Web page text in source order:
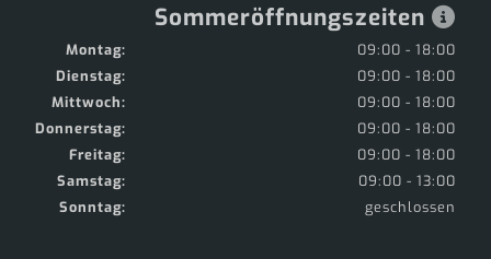
Sommeröffnungszeiten
Montag:
09:00 - 18:00
Dienstag:
09:00 - 18:00
Mittwoch:
09:00 - 18:00
Donnerstag:
09:00 - 18:00
Freitag:
09:00 - 18:00
Samstag:
09:00 - 13:00
Sonntag:
geschlossen